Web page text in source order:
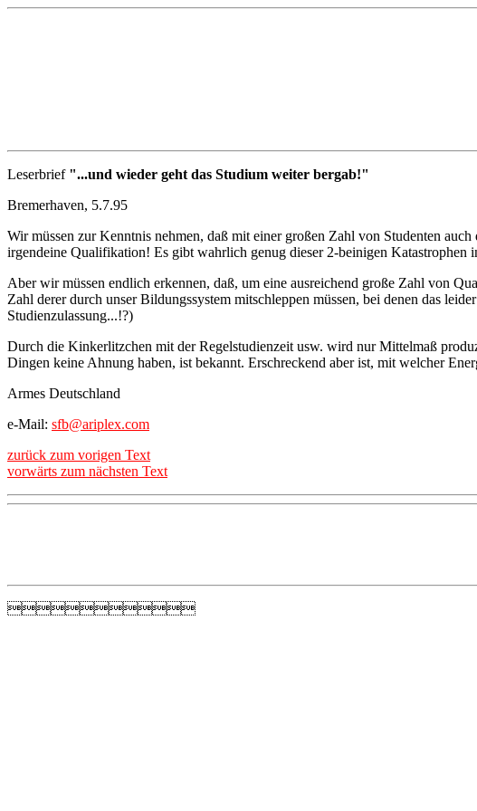
Leserbrief "...und wieder geht das Studium weiter bergab!"
Bremerhaven, 5.7.95
Wir müssen zur Kenntnis nehmen, daß mit einer großen Zahl von Studenten
irgendeine Qualifikation! Es gibt wahrlich genug dieser 2-beinigen Katastrophen
Aber wir müssen endlich erkennen, daß, um eine ausreichend große Zahl von
Zahl derer durch unser Bildungssystem mitschleppen müssen, bei denen das
Studienzulassung...!?)
Durch die Kinkerlitzchen mit der Regelstudienzeit usw. wird nur Mittelmaß
Dingen keine Ahnung haben, ist bekannt. Erschreckend aber ist, mit welcher
Armes Deutschland
e-Mail: sfb@ariplex.com
zurück zum vorigen Text
vorwärts zum nächsten Text
